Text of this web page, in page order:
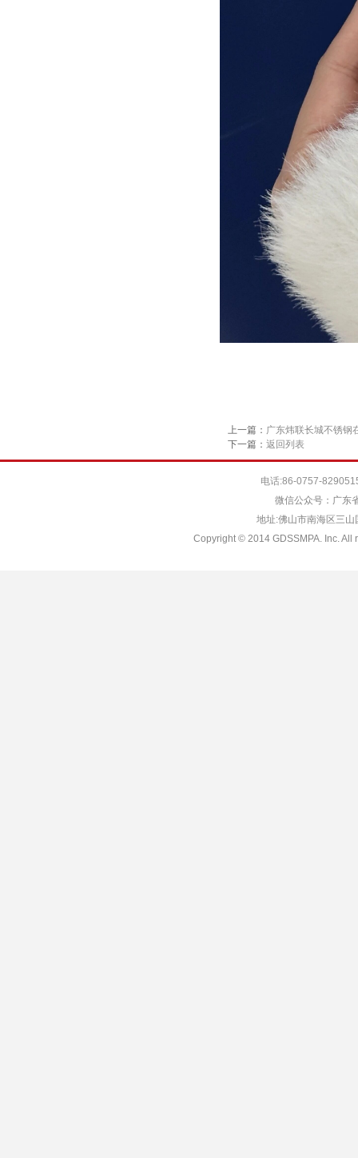
上一篇： 广东炜联长城不锈钢
下一篇： 返回列表
电话:86-0757-
微信公众号：广东
地址:佛山市南海区三
Copyright © 2014 GDSSMPA. Inc. All